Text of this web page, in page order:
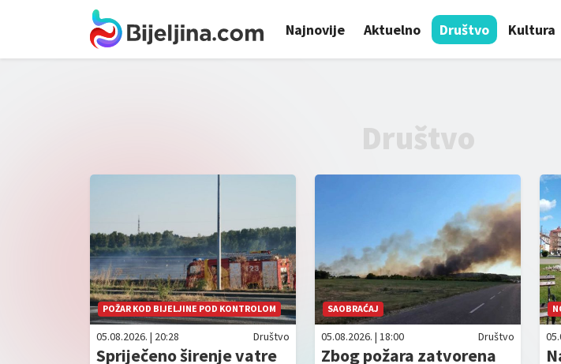
Najnovije Aktuelno Društvo Kultura
Društvo
POŽAR KOD BIJELJINE POD KONTROLOM
05.08.2026. | 20:28 Društvo
Spriječeno širenje vatre
SAOBRAĆAJ
05.08.2026. | 18:00 Društvo
Zbog požara zatvorena